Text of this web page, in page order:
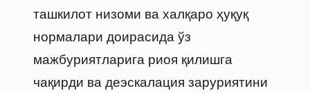
ташкилот низоми ва халқаро ҳуқуқ
нормалари доирасида ўз
мажбуриятларига риоя қилишга
чақирди ва деэскалация заруриятини